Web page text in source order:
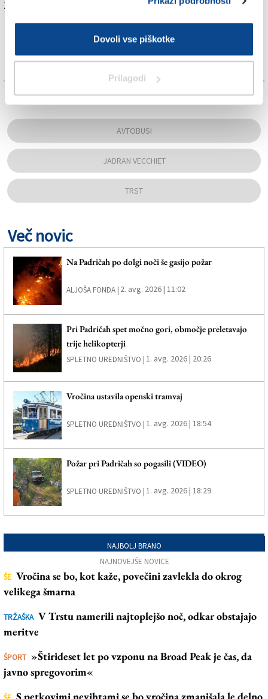
Dovoli vse piškotke
Prilagodi
Za branje in pisanje komentarjevje potrebna prijava
TAGS:
AVTOBUSI
JADRAN VECCHIET
TRST
Več novic
Na Padričah po dolgi noči še gasijo požar
ALJOŠA FONDA | 2. avg. 2026 | 11:02
Pri Padričah spet močno gori, območje preletavajo
trije helikopterji
SPLETNO UREDNIŠTVO |1. avg. 2026 | 20:26
Vročina ustavila openski tramvaj
SPLETNO UREDNIŠTVO |1. avg. 2026 | 18:54
Požar pri Padričah so pogasili (VIDEO)
SPLETNO UREDNIŠTVO |1. avg. 2026 | 18:29
NAJBOLJ BRANO
NAJNOVEJŠE NOVICE
ŠE Vročina se bo, kot kaže, povečini zavlekla do okrog
velikega šmarna
TRŽAŠKA V Trstu namerili najtoplejšo noč, odkar obstajajo
meritve
ŠPORT »Štirideset let po vzponu na Broad Peak je čas, da
javno spregovorim«